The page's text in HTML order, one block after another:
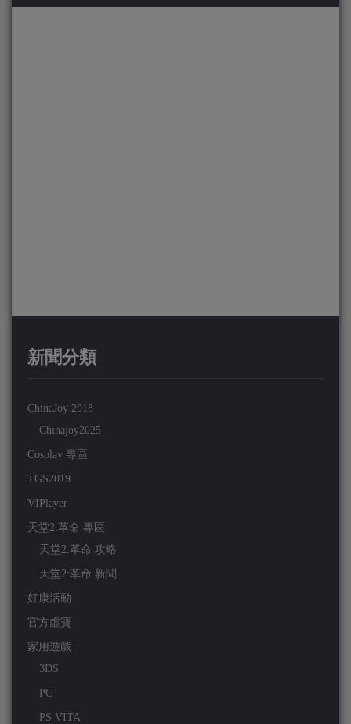
新聞分類
ChinaJoy 2018
Chinajoy2025
Cosplay 專區
TGS2019
VIPlayer
天堂2:革命 專區
天堂2:革命 攻略
天堂2:革命 新聞
好康活動
官方虛寶
家用遊戲
3DS
PC
PS VITA